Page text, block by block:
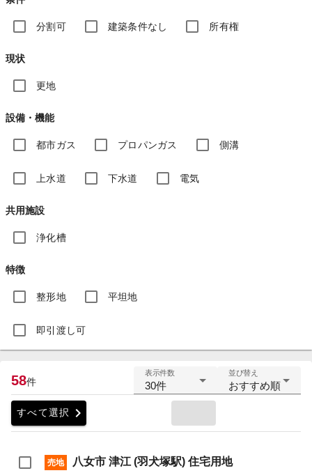
分割可 建築条件なし 所有権
現状
更地
設備・機能
都市ガス プロパンガス 側溝
上水道 下水道 電気
共用施設
浄化槽
特徴
整形地 平坦地
即引渡し可
58件
表示件数
30件
並び替え
おすすめ順
すべて選択 chevron_right
売地 八女市 津江 (羽犬塚駅) 住宅用地